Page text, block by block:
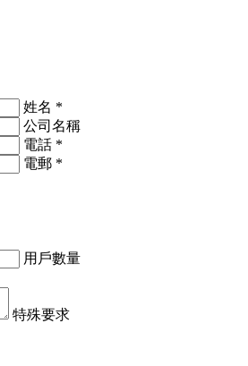
姓名 *
公司名稱
電話 *
電郵 *
用戶數量
特殊要求